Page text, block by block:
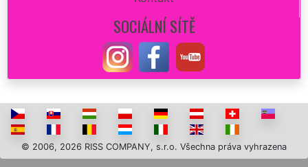
SOCIÁLNÍ SÍTĚ
© 2006, 2026 RISS COMPANY, s.r.o. Všechna práva vyhrazena